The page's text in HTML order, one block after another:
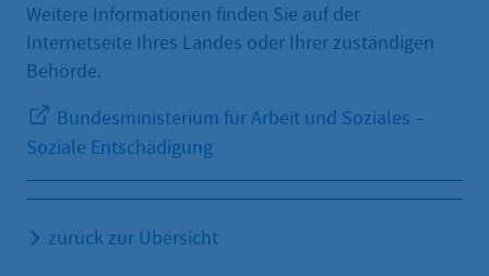
Weitere Informationen finden Sie auf der
Internetseite Ihres Landes oder Ihrer zuständigen
Behörde.
Bundesministerium für Arbeit und Soziales –
Soziale Entschädigung
zurück zur Übersicht